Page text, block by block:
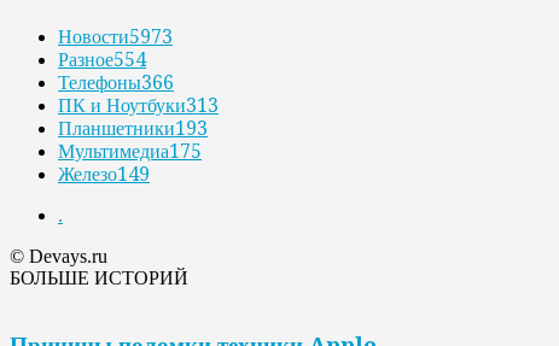
Новости5973
Разное554
Телефоны366
ПК и Ноутбуки313
Планшетники193
Мультимедиа175
Железо149
.
© Devays.ru
БОЛЬШЕ ИСТОРИЙ